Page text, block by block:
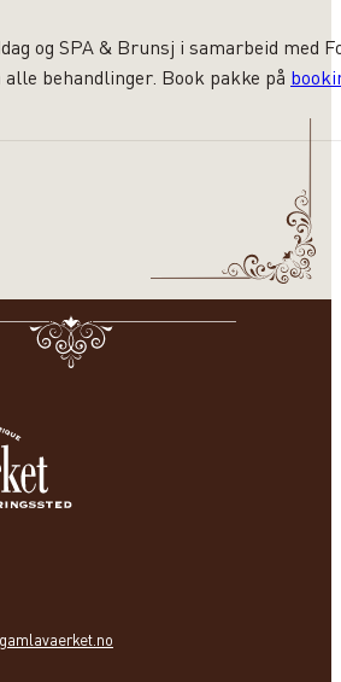
og SPA & Brunsj i samarbeid med
behandlinger. Book pakke på